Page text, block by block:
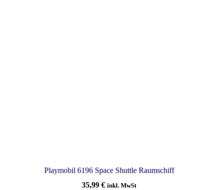
Playmobil 6196 Space Shuttle Raumschiff
35,99 € inkl. MwSt